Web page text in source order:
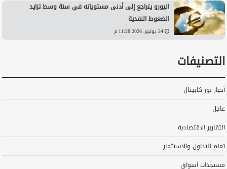
اليورو يتراجع إلى أدنى مستوياته في سنة وسط تزايد
الضغوط النقدية
24 يونيو, 2026 11:28 م
التصنيفات
أخبار نور كابيتال
عاجل
التقارير الاقتصادية
تعلم التداول والاستثمار
مستجدات أسواق